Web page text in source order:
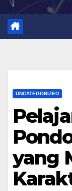
UNCATEGORIZED
yang